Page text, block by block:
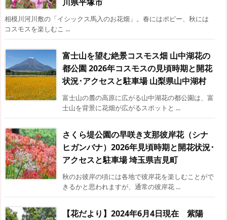
相模川河川敷の「イシックス馬入のお花畑」。春にはポピー、秋には
コスモスを楽しむこ ...
富士山を望む絶景コスモス畑 山中湖花の
都公園 2026年コスモスの見頃時期と開花
状況･アクセスと駐車場 山梨県山中湖村
富士山の麓の高原に広がる山中湖花の都公園は、富
士山を背景に花畑が広がるスポットと ...
さくら堤公園の早咲き支那彼岸花（シナ
ヒガンバナ）2026年見頃時期と開花状況･
アクセスと駐車場 埼玉県吉見町
秋のお彼岸の頃には各地で彼岸花を楽しむことがで
きるかと思われますが、通常の彼岸花 ...
【花だより】2024年6月4日現在 紫陽